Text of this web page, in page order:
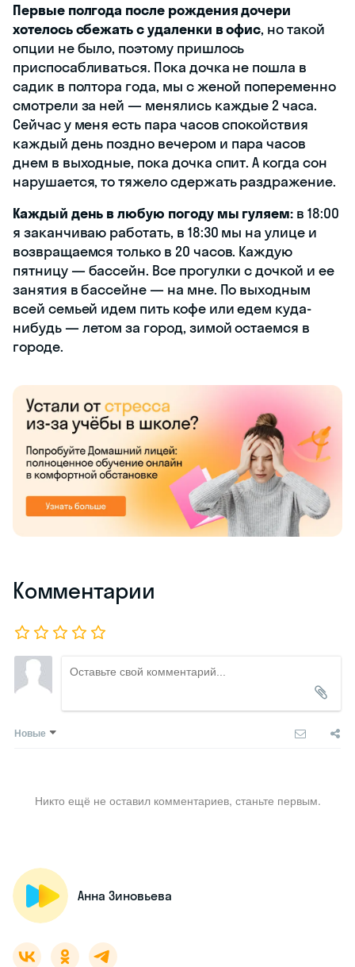
Первые полгода после рождения дочери
хотелось сбежать с удаленки в офис, но такой
опции не было, поэтому пришлось
приспосабливаться. Пока дочка не пошла в
садик в полтора года, мы с женой попеременно
смотрели за ней — менялись каждые 2 часа.
Сейчас у меня есть пара часов спокойствия
каждый день поздно вечером и пара часов
днем в выходные, пока дочка спит. А когда сон
нарушается, то тяжело сдержать раздражение.
Каждый день в любую погоду мы гуляем: в 18:00
я заканчиваю работать, в 18:30 мы на улице и
возвращаемся только в 20 часов. Каждую
пятницу — бассейн. Все прогулки с дочкой и ее
занятия в бассейне — на мне. По выходным
всей семьей идем пить кофе или едем куда-
нибудь — летом за город, зимой остаемся в
городе.
Комментарии
Новые
Никто ещё не оставил комментариев, станьте первым.
Анна Зиновьева